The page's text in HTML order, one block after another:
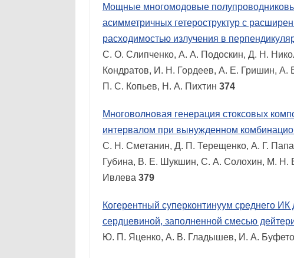
Мощные многомодовые
асимметричных гетероструктур с
расходимостью излучения в
С. О. Слипченко, А. А. Подоскин, Д. Н.
Кондратов, И. Н. Гордеев, А. Е. Гришин, А.
П. С. Копьев, Н. А. Пихтин 374
Многоволновая генерация стоксовых
интервалом при вынужденном
С. Н. Сметанин, Д. П. Терещенко, А. Г.
Губина, В. Е. Шукшин, С. А. Солохин, М.
Ивлева 379
Когерентный суперконтинуум среднего
сердцевиной, заполненной смесью
Ю. П. Яценко, А. В. Гладышев, И. А.